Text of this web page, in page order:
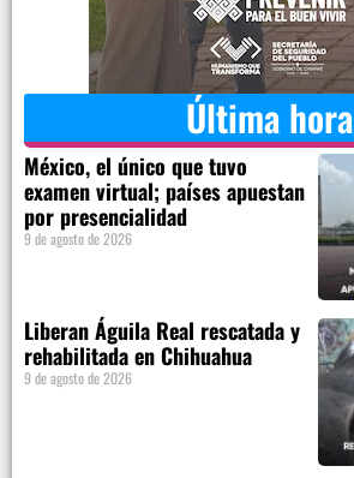
Última hora
México, el único que tuvo
examen virtual; países apuestan
por presencialidad
9 de agosto de 2026
Liberan Águila Real rescatada y
rehabilitada en Chihuahua
9 de agosto de 2026